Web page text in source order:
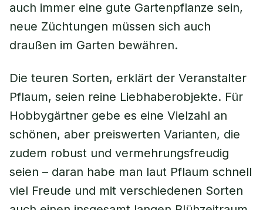
auch immer eine gute Gartenpflanze sein,
neue Züchtungen müssen sich auch
draußen im Garten bewähren.
Die teuren Sorten, erklärt der Veranstalter
Pflaum, seien reine Liebhaberobjekte. Für
Hobbygärtner gebe es eine Vielzahl an
schönen, aber preiswerten Varianten, die
zudem robust und vermehrungsfreudig
seien – daran habe man laut Pflaum schnell
viel Freude und mit verschiedenen Sorten